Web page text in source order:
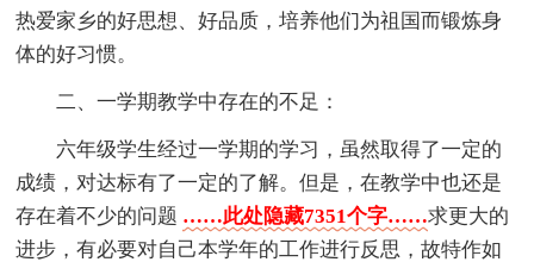
热爱家乡的好思想、好品质，培养他们为祖国而锻炼身
体的好习惯。
二、一学期教学中存在的不足：
六年级学生经过一学期的学习，虽然取得了一定的
成绩，对达标有了一定的了解。但是，在教学中也还是
存在着不少的问题 ……此处隐藏7351个字……求更大的
进步，有必要对自己本学年的工作进行反思，故特作如